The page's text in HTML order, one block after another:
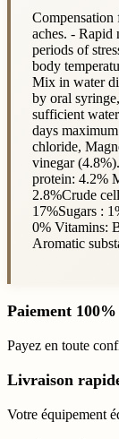
Compensation
aches. -
periods of
body
Mix in water
by oral
sufficient
days
chloride,
vinegar
protein: 4.2%
2.8%Crude
17%Sugars :
0% Vitamins:
Aromatic
Paiement 100%
Payez en toute
Livraison
Votre équipement